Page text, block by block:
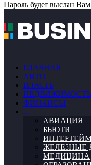
Пароль будет выслан
ГЛАВНАЯ
АВТО
ВЛАСТЬ
НЕДВИЖИМОСТЬ
ФИНАНСЫ
…
АВИАЦИЯ
БЬЮТИ
ЖЕЛЕЗНЫЕ
МЕДИЦИНА